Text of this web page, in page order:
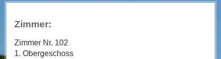
Zimmer:
Zimmer Nr. 102
1. Obergeschoss